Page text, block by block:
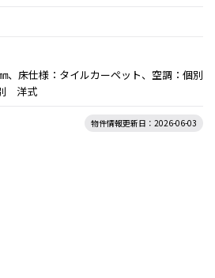
、床仕様：タイルカーペット、空調：個別
洋式
物件情報更新日：2026-06-03